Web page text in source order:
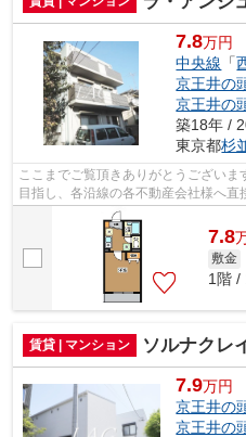
7.8万円
中央線 「
京王井の
京王井の
築18年 /
東京都杉
ここまでご覧頂きありがとうござい
目指し、各沿線の各不動産会社様へ直
様へ提供しております！最新の情報は
7.8
敷金
1階 /
賃貸 | マンション ソルナクレ
7.9万円
京王井の
京王井の